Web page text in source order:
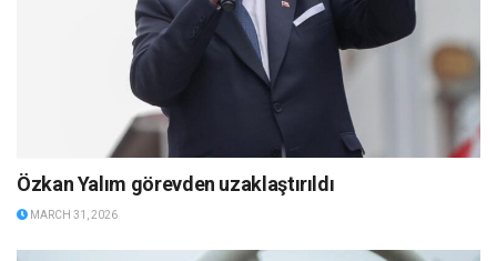
Özkan Yalım görevden uzaklaştırıldı
MARCH 31, 2026